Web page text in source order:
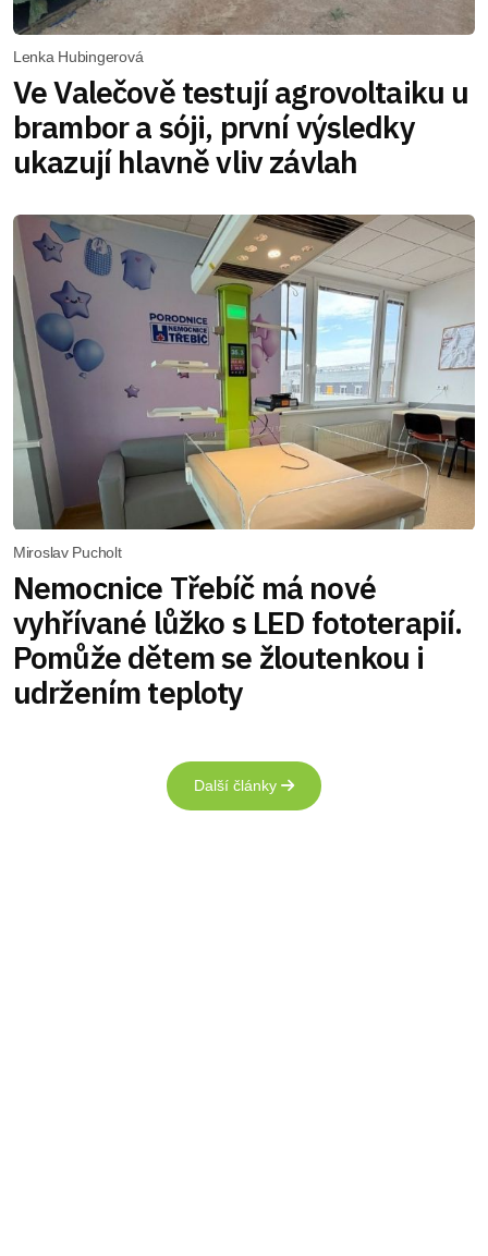
Lenka Hubingerová
Ve Valečově testují agrovoltaiku u
brambor a sóji, první výsledky
ukazují hlavně vliv závlah
Miroslav Pucholt
Nemocnice Třebíč má nové
vyhřívané lůžko s LED fototerapií.
Pomůže dětem se žloutenkou i
udržením teploty
Další články